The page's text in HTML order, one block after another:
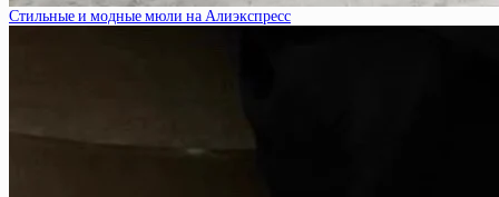
Стильные и модные мюли на Алиэкспресс